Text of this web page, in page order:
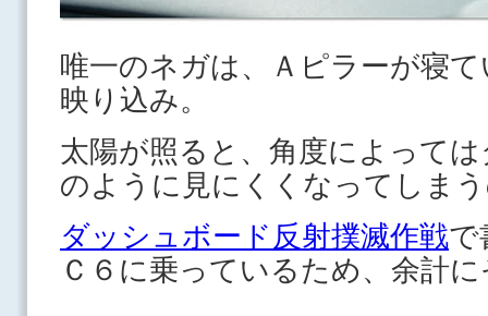
唯一のネガは、Ａピラーが寝
映り込み。
太陽が照ると、角度によって
のように見にくくなってしま
ダッシュボード反射撲滅作戦で
Ｃ６に乗っているため、余計